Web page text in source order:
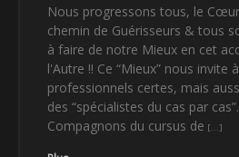
Nous progressons tous, le
chemin de Guérisseurs & tous
à faire de notre Mieux en cet
l'Autre !! Ce “Mieux” nous invite
professionnels certes, mais
des “spécialistes du cas par
Compagnons du cursus de